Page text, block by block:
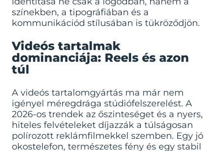
színekben, a tipográfiában és a
kommunikációd stílusában is tükröződjön.
Videós tartalmak
dominanciája: Reels és azon
túl
A videós tartalomgyártás ma már nem
igényel méregdrága stúdiófelszerelést. A
2026-os trendek az őszinteséget és a nyers,
hiteles felvételeket díjazzák a túlságosan
polírozott reklámfilmekkel szemben. Egy jó
okostelefon, természetes fény és egy stabil